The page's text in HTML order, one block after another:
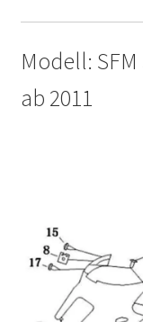
Modell:
ab 2011